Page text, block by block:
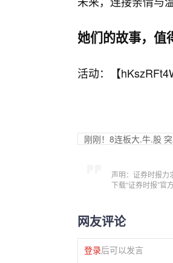
她们的故事，值
活动：【
刚刚！8连板大.牛.股 突
声明：证券时报力
下载“证券时报”官
网友评论
登录后可以发言